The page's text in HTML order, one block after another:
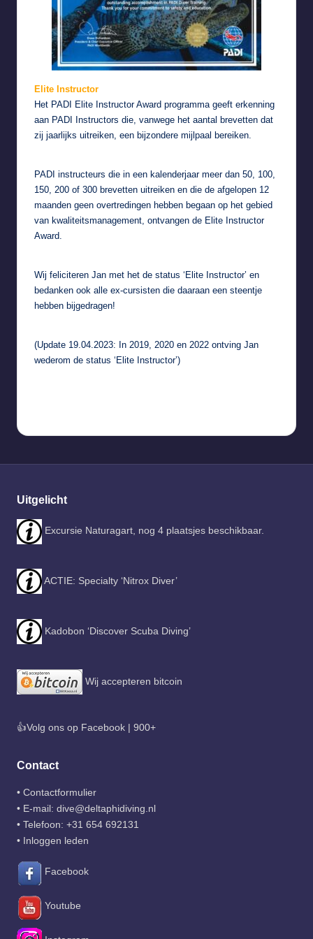
Elite Instructor
Het PADI Elite Instructor Award programma geeft erkenning
aan PADI Instructors die, vanwege het aantal brevetten dat
zij jaarlijks uitreiken, een bijzondere mijlpaal bereiken.
PADI instructeurs die in een kalenderjaar meer dan 50, 100,
150, 200 of 300 brevetten uitreiken en die de afgelopen 12
maanden geen overtredingen hebben begaan op het gebied
van kwaliteitsmanagement, ontvangen de Elite Instructor
Award.
Wij feliciteren Jan met het de status ‘Elite Instructor’ en
bedanken ook alle ex-cursisten die daaraan een steentje
hebben bijgedragen!
(Update 19.04.2023: In 2019, 2020 en 2022 ontving Jan
wederom de status ‘Elite Instructor’)
Uitgelicht
Excursie Naturagart, nog 4 plaatsjes beschikbaar.
ACTIE: Specialty ‘Nitrox Diver’
Kadobon ‘Discover Scuba Diving’
Wij accepteren bitcoin
👍Volg ons op Facebook | 900+
Contact
• Contactformulier
• E-mail: dive@deltaphidiving.nl
• Telefoon: +31 654 692131
• Inloggen leden
Facebook
Youtube